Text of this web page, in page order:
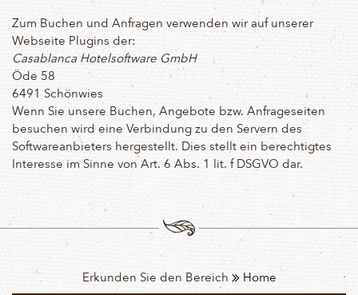
Zum Buchen und Anfragen verwenden wir auf unserer
Webseite Plugins der:
Casablanca Hotelsoftware GmbH
Öde 58
6491 Schönwies
Wenn Sie unsere Buchen, Angebote bzw. Anfrageseiten
besuchen wird eine Verbindung zu den Servern des
Softwareanbieters hergestellt. Dies stellt ein berechtigtes
Interesse im Sinne von Art. 6 Abs. 1 lit. f DSGVO dar.
Erkunden Sie den Bereich Home